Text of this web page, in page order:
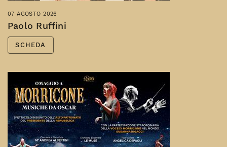
07 AGOSTO 2026
Paolo Ruffini
SCHEDA